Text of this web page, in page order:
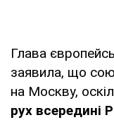
Глава
заявила, що
на Москву,
рух всередині